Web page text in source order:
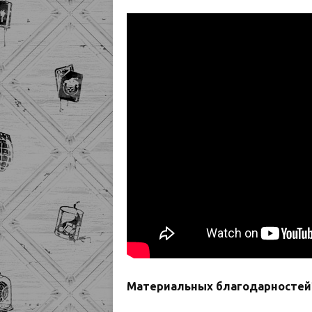
Материальных